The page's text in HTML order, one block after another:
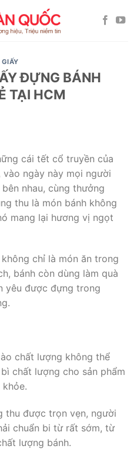
ĐỰNG BÁNH
TẠI HCM
cái tết cổ truyền của
ngày này mọi người
nhau, cùng thưởng
thu là món bánh không
mang lại hương vị ngọt
chỉ là món ăn trong
bánh còn dùng làm quà
yêu được đựng trong
chất lượng không thể
chất lượng cho sản phẩm
thu được trọn vẹn, người
chuẩn bi từ rất sớm, từ
lượng bánh.